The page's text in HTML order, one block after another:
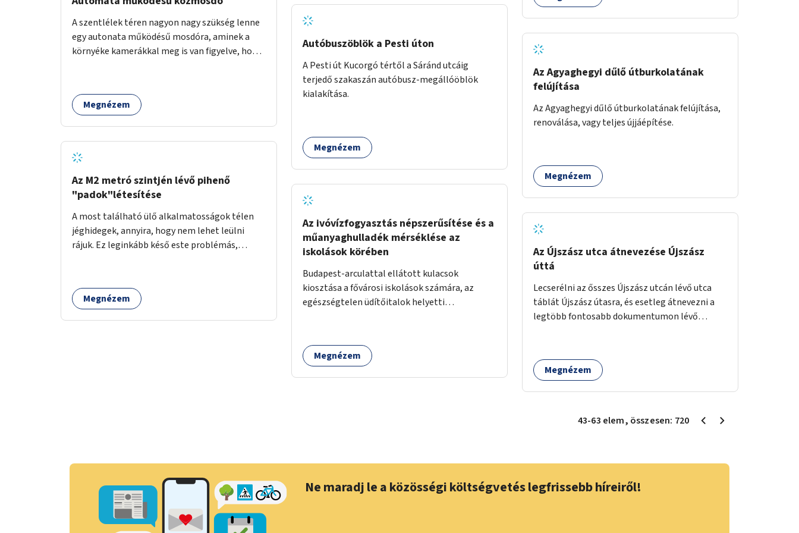
A szentlélek téren nagyon nagy szükség lenne
egy autonata működésű mosdóra, aminek a
környéke kamerákkal meg is van figyelve, hogy
leghasznosabb a HÉV felé, mivel itt a forgalom
is igen nagy.
Megnézem
Az M2 metró szintjén lévő pihenő
"padok"létesítése
A most található ülő alkalmatosságok télen
jéghidegek, annyira, hogy nem lehet leülni
rájuk. Ez leginkább késő este problémás,
Megnézem
Autóbuszöblök a Pesti úton
A Pesti út Kucorgó tértől a Sáránd utcáig
terjedő szakaszán autóbusz-megállóöblök
kialakítása.
Megnézem
Az ivóvízfogyasztás népszerűsítése és a
műanyaghulladék mérséklése az
iskolások körében
Budapest-arculattal ellátott kulacsok
kiosztása a fővárosi iskolások számára, az
egészségtelen üdítőitalok helyetti
csökkentése céljából.
Megnézem
élhetőbbé, hanem a Déli-pályaudvaron leszálló
turisták első benyomása is kedvezőbb lenne a
Fővárosról.
Az Agyaghegyi dűlő útburkolatának
felújítása
Az Agyaghegyi dűlő útburkolatának felújítása,
renoválása, vagy teljes újjáépítése.
Megnézem
Az Újszász utca átnevezése Újszász
úttá
Lecserélni az ősszes Újszász utcán lévő utca
táblát Újszász útasra, és esetleg átnevezni a
legtöbb fontosabb dokumentumon lévő
Megnézem
43-63 elem, összesen: 720
Ne maradj le a közösségi költségvetés legfrissebb híreiről!